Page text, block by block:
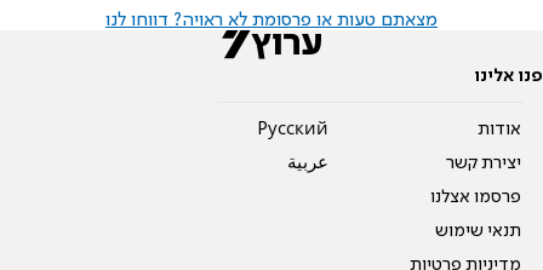
מצאתם טעות או פרסומת לא ראויה? דווחו לנו
פנו אלינו
אודות
יצירת קשר
פרסמו אצלנו
תנאי שימוש
מדיניות פרטיות
Pусский
عربية